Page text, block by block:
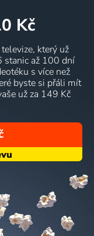
Kč
který už
stanic až 100 dní
s více než
byste si přáli mít
už za 149 Kč